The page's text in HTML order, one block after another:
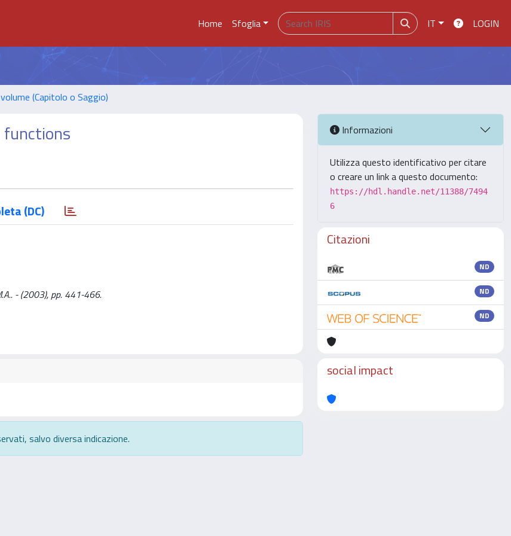
Home Sfoglia IT LOGIN
(Capitolo o Saggio)
functions
(DC)
- (2003), pp. 441-466.
salvo diversa indicazione.
Informazioni
Utilizza questo identificativo per citare
o creare un link a questo documento:
https://hdl.handle.net/11388/7494
6
Citazioni
ND
ND
ND
social impact